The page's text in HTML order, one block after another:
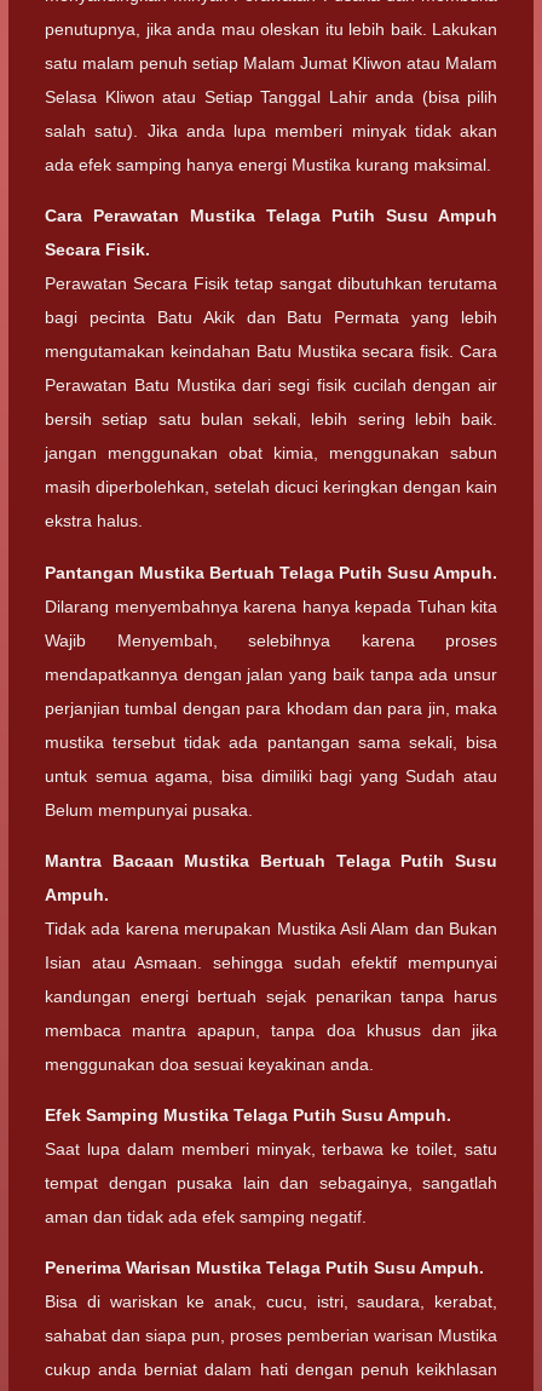
penutupnya, jika anda mau oleskan itu lebih baik. Lakukan
satu malam penuh setiap Malam Jumat Kliwon atau Malam
Selasa Kliwon atau Setiap Tanggal Lahir anda (bisa pilih
salah satu). Jika anda lupa memberi minyak tidak akan
ada efek samping hanya energi Mustika kurang maksimal.
Cara Perawatan Mustika Telaga Putih Susu Ampuh
Secara Fisik.
Perawatan Secara Fisik tetap sangat dibutuhkan terutama
bagi pecinta Batu Akik dan Batu Permata yang lebih
mengutamakan keindahan Batu Mustika secara fisik. Cara
Perawatan Batu Mustika dari segi fisik cucilah dengan air
bersih setiap satu bulan sekali, lebih sering lebih baik.
jangan menggunakan obat kimia, menggunakan sabun
masih diperbolehkan, setelah dicuci keringkan dengan kain
ekstra halus.
Pantangan Mustika Bertuah Telaga Putih Susu Ampuh.
Dilarang menyembahnya karena hanya kepada Tuhan kita
Wajib Menyembah, selebihnya karena proses
mendapatkannya dengan jalan yang baik tanpa ada unsur
perjanjian tumbal dengan para khodam dan para jin, maka
mustika tersebut tidak ada pantangan sama sekali, bisa
untuk semua agama, bisa dimiliki bagi yang Sudah atau
Belum mempunyai pusaka.
Mantra Bacaan Mustika Bertuah Telaga Putih Susu
Ampuh.
Tidak ada karena merupakan Mustika Asli Alam dan Bukan
Isian atau Asmaan. sehingga sudah efektif mempunyai
kandungan energi bertuah sejak penarikan tanpa harus
membaca mantra apapun, tanpa doa khusus dan jika
menggunakan doa sesuai keyakinan anda.
Efek Samping Mustika Telaga Putih Susu Ampuh.
Saat lupa dalam memberi minyak, terbawa ke toilet, satu
tempat dengan pusaka lain dan sebagainya, sangatlah
aman dan tidak ada efek samping negatif.
Penerima Warisan Mustika Telaga Putih Susu Ampuh.
Bisa di wariskan ke anak, cucu, istri, saudara, kerabat,
sahabat dan siapa pun, proses pemberian warisan Mustika
cukup anda berniat dalam hati dengan penuh keikhlasan